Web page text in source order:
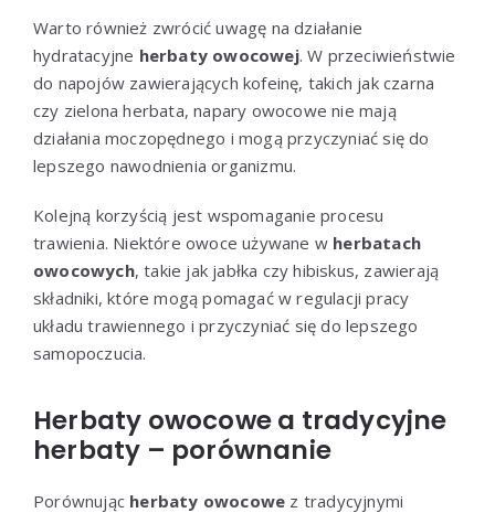
Warto również zwrócić uwagę na działanie
hydratacyjne herbaty owocowej. W przeciwieństwie
do napojów zawierających kofeinę, takich jak czarna
czy zielona herbata, napary owocowe nie mają
działania moczopędnego i mogą przyczyniać się do
lepszego nawodnienia organizmu.
Kolejną korzyścią jest wspomaganie procesu
trawienia. Niektóre owoce używane w herbatach
owocowych, takie jak jabłka czy hibiskus, zawierają
składniki, które mogą pomagać w regulacji pracy
układu trawiennego i przyczyniać się do lepszego
samopoczucia.
Herbaty owocowe a tradycyjne
herbaty – porównanie
Porównując herbaty owocowe z tradycyjnymi